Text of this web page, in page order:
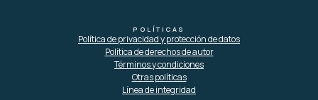
POLÍTICAS
Política de privacidad y protección de datos
Política de derechos de autor
Términos y condiciones
Otras políticas
Línea de integridad